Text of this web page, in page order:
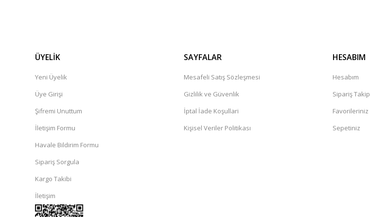
ÜYELİK
Yeni Üyelik
Üye Girişi
Şifremi Unuttum
İletişim Formu
Havale Bildirim Formu
Sipariş Sorgula
Kargo Takibi
İletişim
SAYFALAR
Mesafeli Satış Sözleşmesi
Gizlilik ve Güvenlik
İptal İade Koşullari
Kişisel Veriler Politikası
HESABIM
Hesabım
Sipariş Takip
Favorileriniz
Sepetiniz